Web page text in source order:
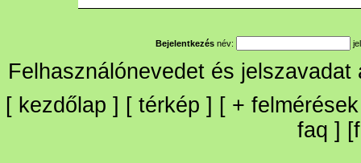
Bejelentkezés név:
Felhasználónevedet és
[ kezdőlap ] [ térkép ] [ + felmérések
faq ] [